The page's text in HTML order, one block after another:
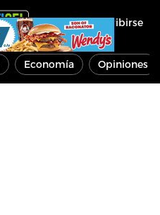
Inscribirse
Economía Opiniones